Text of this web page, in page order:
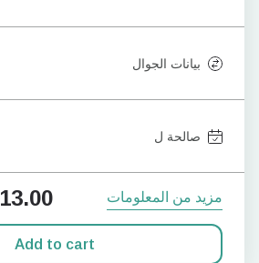
بيانات الجوال
صالحة ل
مزيد من المعلومات 13.00
Add to cart